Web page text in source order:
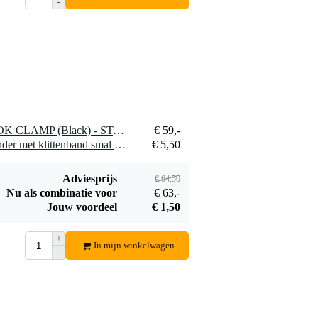
1 x Doughty IP57201 HOOK CLAMP (Black) - STAINLESS STE
€ 59,-
1 x Innox Snap 27 kabelbinder met klittenband smal zwart (10 stuks)
€ 5,50
Adviesprijs € 64,50
Nu als combinatie voor
€ 63,-
Jouw voordeel
€ 1,50
+
-
In mijn winkelwagen